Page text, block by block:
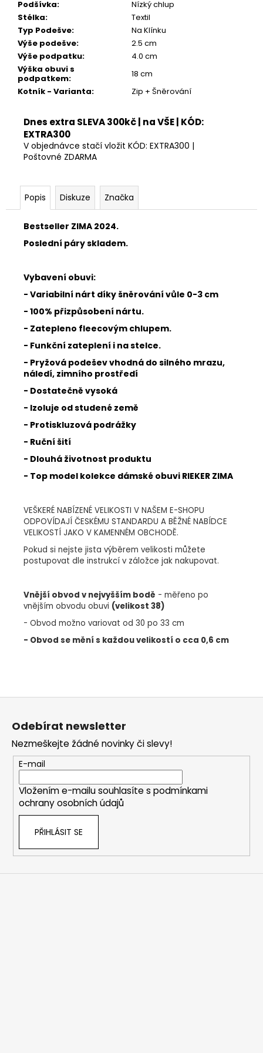
Podšívka:
Nízký chlup
Stélka:
Textil
Typ Podešve:
Na Klínku
Výše podešve:
2.5 cm
Výše podpatku:
4.0 cm
Výška obuvi s
podpatkem:
18 cm
Kotník - Varianta: Zip + Šněrování
Dnes extra SLEVA 300kč | na VŠE | KÓD:
EXTRA300
V objednávce stačí vložit KÓD: EXTRA300 |
Poštovné ZDARMA
Popis Diskuze Značka
Bestseller ZIMA 2024.
Poslední páry skladem.
Vybavení obuvi:
- Variabilní nárt díky šněrování vůle 0-3 cm
- 100% přizpůsobení nártu.
- Zatepleno fleecovým chlupem.
- Funkční zateplení i na stelce.
- Pryžová podešev vhodná do silného mrazu,
náledí, zimního prostředí
- Dostatečně vysoká
- Izoluje od studené země
- Protiskluzová podrážky
- Ruční šití
- Dlouhá životnost produktu
- Top model kolekce dámské obuvi RIEKER ZIMA
VEŠKERÉ NABÍZENÉ VELIKOSTI V NAŠEM E-SHOPU
ODPOVÍDAJÍ ČESKÉMU STANDARDU A BĚŽNÉ NABÍDCE
VELIKOSTÍ JAKO V KAMENNÉM OBCHODĚ.
Pokud si nejste jista výběrem velikosti můžete
postupovat dle instrukcí v záložce jak nakupovat.
Vnější obvod v nejvyšším bodě - měřeno po
vnějším obvodu obuvi (velikost 38)
- Obvod možno variovat od 30 po 33 cm
- Obvod se mění s každou velikostí o cca 0,6 cm
Kč
Z
Odebírat newsletter
Nezmeškejte žádné novinky či slevy!
E-mail
Vložením e-mailu souhlasíte s podmínkami
ochrany osobních údajů
PŘIHLÁSIT SE